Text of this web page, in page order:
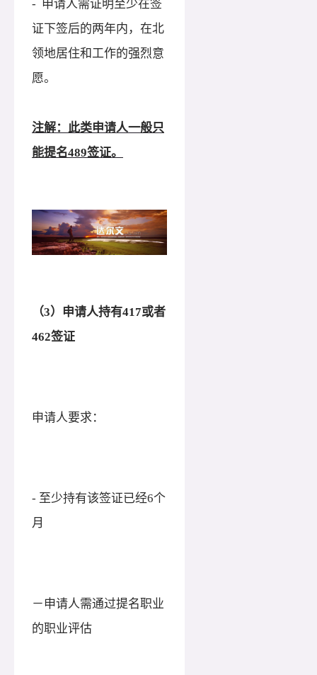
- 申请人需证明至少在签
证下签后的两年内，在北
领地居住和工作的强烈意
愿。
注解：此类申请人一般只
能提名489签证。
（3）申请人持有417或者
462签证
申请人要求：
- 至少持有该签证已经6个
月
－申请人需通过提名职业
的职业评估